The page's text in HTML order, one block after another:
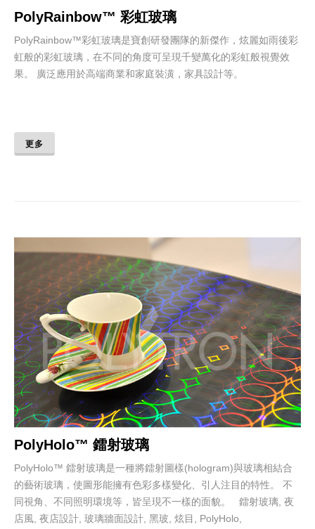
PolyRainbow™ 彩虹玻璃
PolyRainbow™彩虹玻璃是寶創研發團隊的新傑作，炫麗如雨後彩
虹般的彩虹玻璃，在不同的角度可呈現千變萬化的彩虹般視覺效
果。 廣泛應用於高端商業和家庭裝潢，家具設計等。
更多
PolyHolo™ 鐳射玻璃
PolyHolo™ 鐳射玻璃是一種將鐳射圖樣(hologram)與玻璃相結合
的藝術玻璃，使圖形能擁有色彩多樣變化、引人注目的特性。 不
同視角、不同照明環境等，皆呈現不一樣的面貌。 鐳射玻璃, 夜
店風, 夜店設計, 玻璃牆面設計, 黑玻, 炫目, PolyHolo,